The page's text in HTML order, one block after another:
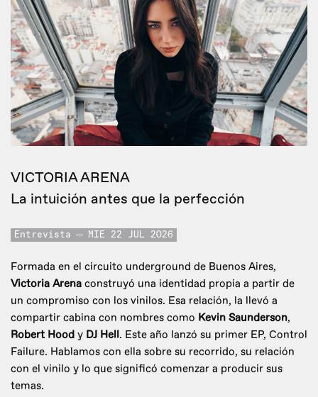
VICTORIA ARENA
La intuición antes que la perfección
Entrevista MIE 22 JUL 2026
Formada en el circuito underground de Buenos Aires,
Victoria Arena construyó una identidad propia a partir de
un compromiso con los vinilos. Esa relación, la llevó a
compartir cabina con nombres como Kevin Saunderson,
Robert Hood y DJ Hell. Este año lanzó su primer EP, Control
Failure. Hablamos con ella sobre su recorrido, su relación
con el vinilo y lo que significó comenzar a producir sus
temas.